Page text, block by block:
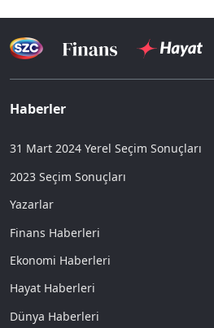
Haberler
31 Mart 2024 Yerel Seçim Sonuçları
2023 Seçim Sonuçları
Yazarlar
Finans Haberleri
Ekonomi Haberleri
Hayat Haberleri
Dünya Haberleri